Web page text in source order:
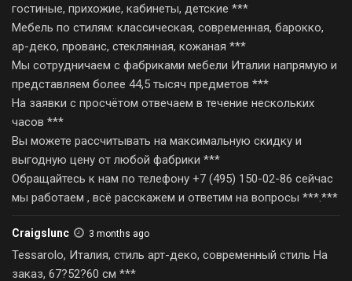
гостиные, прихожие, кабинеты, детские ***
Мебель по стилям: классическая, современная, барокко,
ар-деко, прованс, стеклянная, кожаная ***
Мы сотрудничаем с фабриками мебели Италии напрямую и
представляем более 44,5 тысяч предметов ***
На заявки с просчётом отвечаем в течение нескольких
часов ***
Вы можете рассчитывать на максимальную скидку и
выгодную цену от любой фабрики ***
Обращайтесь к нам по телефону +7 (495) 150-02-86 сейчас
мы работаем , всё расскажем и ответим на вопросы ***.***
Craigslunc 3 months ago
Tessarolo, Италия, стиль арт-деко, современный стиль На
заказ, 67?52?60 см ***